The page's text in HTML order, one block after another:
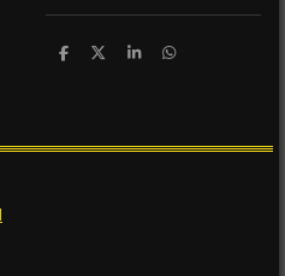
D
D
S
D